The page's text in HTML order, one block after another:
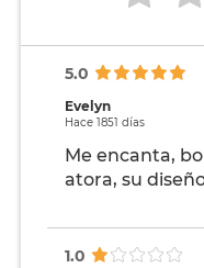
5.0
Evelyn
Hace 1851 días
Me encanta,
atora, su
1.0